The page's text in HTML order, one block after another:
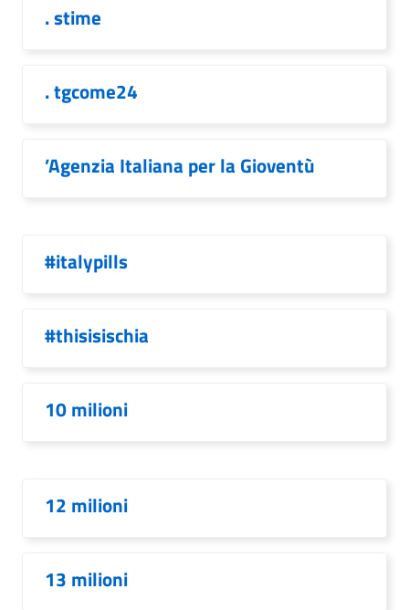
. stime
. tgcome24
’Agenzia Italiana per la Gioventù
#italypills
#thisisischia
10 milioni
12 milioni
13 milioni